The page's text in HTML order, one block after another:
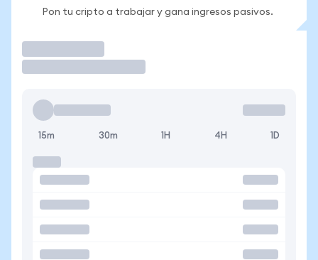
Pon tu cripto a trabajar y gana ingresos pasivos.
15m 30m 1H 4H 1D